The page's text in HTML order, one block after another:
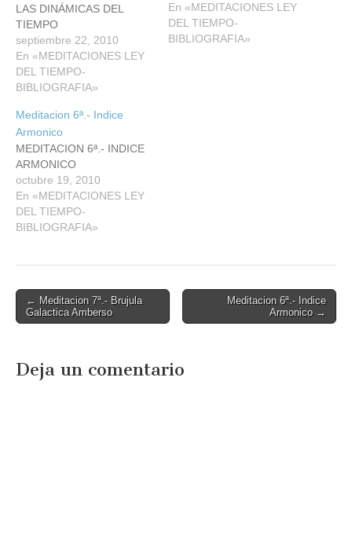
LAS DINÁMICAS DEL
TIEMPO
septiembre 22, 2010
En «MEDITACIONES LEY
DEL TIEMPO-
BIBLIOGRAFIA»
En «MEDITACIONES LEY
DEL TIEMPO-
BIBLIOGRAFIA»
Meditacion 6ª.- Indice
Armonico
MEDITACION 6ª.- INDICE
ARMONICO
octubre 19, 2010
En «MEDITACIONES LEY
DEL TIEMPO-
BIBLIOGRAFIA»
Post
navigation
← Meditacion 7ª.- Brujula
Galactica Amberso
Meditacion 6ª.- Indice
Armonico →
Deja un comentario